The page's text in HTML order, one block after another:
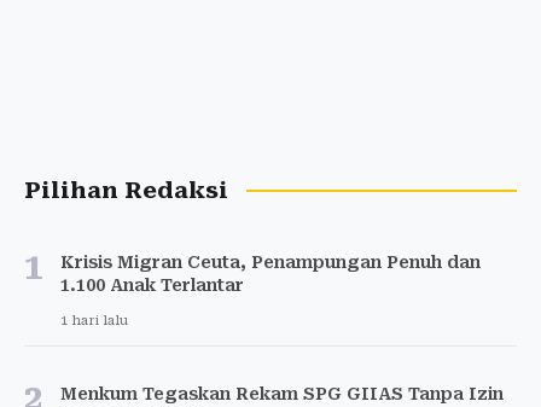
Pilihan Redaksi
1
Krisis Migran Ceuta, Penampungan Penuh dan
1.100 Anak Terlantar
1 hari lalu
2
Menkum Tegaskan Rekam SPG GIIAS Tanpa Izin